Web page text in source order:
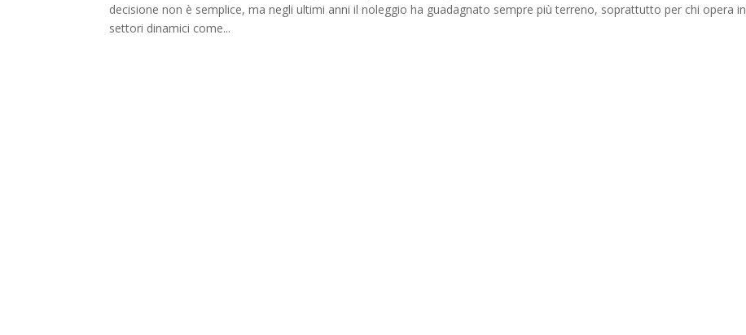
decisione non è semplice, ma negli ultimi anni il noleggio ha guadagnato sempre più terreno, soprattutto per chi opera in
settori dinamici come...